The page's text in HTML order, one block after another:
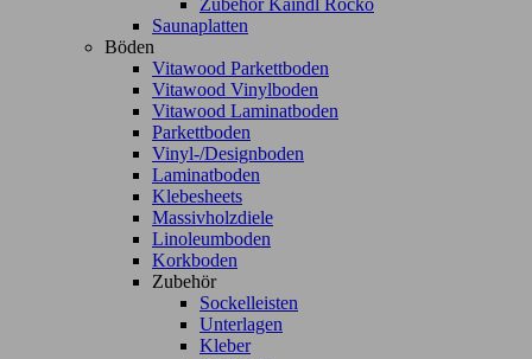
Zubehör Kaindl Rocko
Saunaplatten
Böden
Vitawood Parkettboden
Vitawood Vinylboden
Vitawood Laminatboden
Parkettboden
Vinyl-/Designboden
Laminatboden
Klebesheets
Massivholzdiele
Linoleumboden
Korkboden
Zubehör
Sockelleisten
Unterlagen
Kleber